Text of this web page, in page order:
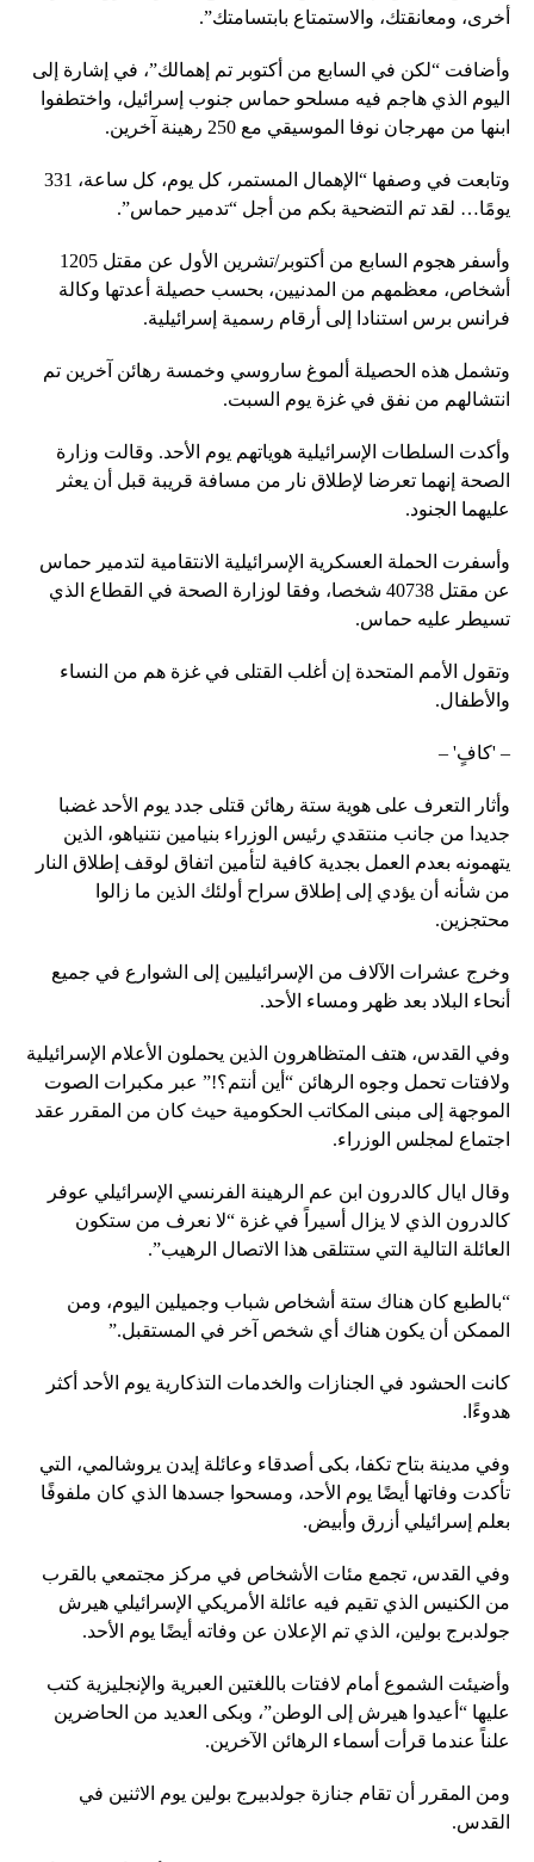
أخرى، ومعانقتك، والاستمتاع بابتسامتك”.
وأضافت “لكن في السابع من أكتوبر تم إهمالك”، في إشارة إلى
اليوم الذي هاجم فيه مسلحو حماس جنوب إسرائيل، واختطفوا
ابنها من مهرجان نوفا الموسيقي مع 250 رهينة آخرين.
وتابعت في وصفها “الإهمال المستمر، كل يوم، كل ساعة، 331
يومًا… لقد تم التضحية بكم من أجل “تدمير حماس”.
وأسفر هجوم السابع من أكتوبر/تشرين الأول عن مقتل 1205
أشخاص، معظمهم من المدنيين، بحسب حصيلة أعدتها وكالة
فرانس برس استنادا إلى أرقام رسمية إسرائيلية.
وتشمل هذه الحصيلة ألموغ ساروسي وخمسة رهائن آخرين تم
انتشالهم من نفق في غزة يوم السبت.
وأكدت السلطات الإسرائيلية هوياتهم يوم الأحد. وقالت وزارة
الصحة إنهما تعرضا لإطلاق نار من مسافة قريبة قبل أن يعثر
عليهما الجنود.
وأسفرت الحملة العسكرية الإسرائيلية الانتقامية لتدمير حماس
عن مقتل 40738 شخصا، وفقا لوزارة الصحة في القطاع الذي
تسيطر عليه حماس.
وتقول الأمم المتحدة إن أغلب القتلى في غزة هم من النساء
والأطفال.
– 'كافٍ' –
وأثار التعرف على هوية ستة رهائن قتلى جدد يوم الأحد غضبا
جديدا من جانب منتقدي رئيس الوزراء بنيامين نتنياهو، الذين
يتهمونه بعدم العمل بجدية كافية لتأمين اتفاق لوقف إطلاق النار
من شأنه أن يؤدي إلى إطلاق سراح أولئك الذين ما زالوا
محتجزين.
وخرج عشرات الآلاف من الإسرائيليين إلى الشوارع في جميع
أنحاء البلاد بعد ظهر ومساء الأحد.
وفي القدس، هتف المتظاهرون الذين يحملون الأعلام الإسرائيلية
ولافتات تحمل وجوه الرهائن “أين أنتم؟!” عبر مكبرات الصوت
الموجهة إلى مبنى المكاتب الحكومية حيث كان من المقرر عقد
اجتماع لمجلس الوزراء.
وقال ايال كالدرون ابن عم الرهينة الفرنسي الإسرائيلي عوفر
كالدرون الذي لا يزال أسيراً في غزة “لا نعرف من ستكون
العائلة التالية التي ستتلقى هذا الاتصال الرهيب”.
“بالطبع كان هناك ستة أشخاص شباب وجميلين اليوم، ومن
الممكن أن يكون هناك أي شخص آخر في المستقبل.”
كانت الحشود في الجنازات والخدمات التذكارية يوم الأحد أكثر
هدوءًا.
وفي مدينة بتاح تكفا، بكى أصدقاء وعائلة إيدن يروشالمي، التي
تأكدت وفاتها أيضًا يوم الأحد، ومسحوا جسدها الذي كان ملفوفًا
بعلم إسرائيلي أزرق وأبيض.
وفي القدس، تجمع مئات الأشخاص في مركز مجتمعي بالقرب
من الكنيس الذي تقيم فيه عائلة الأمريكي الإسرائيلي هيرش
جولدبرج بولين، الذي تم الإعلان عن وفاته أيضًا يوم الأحد.
وأضيئت الشموع أمام لافتات باللغتين العبرية والإنجليزية كتب
عليها “أعيدوا هيرش إلى الوطن”، وبكى العديد من الحاضرين
علناً عندما قرأت أسماء الرهائن الآخرين.
ومن المقرر أن تقام جنازة جولدبيرج بولين يوم الاثنين في
القدس.